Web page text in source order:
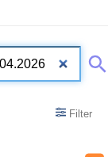
Filter